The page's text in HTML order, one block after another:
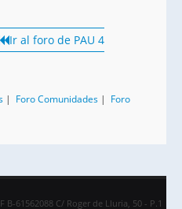
Ir al foro de PAU 4
| Foro Comunidades | Foro
B-61562088 C/ Roger de Lluria, 50 - P.1